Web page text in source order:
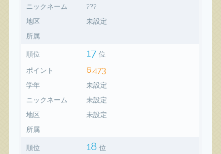
ニックネーム
???
地区
未設定
所属
順位 17 位
ポイント 6,473
学年
未設定
ニックネーム
未設定
地区
未設定
所属
順位 18 位